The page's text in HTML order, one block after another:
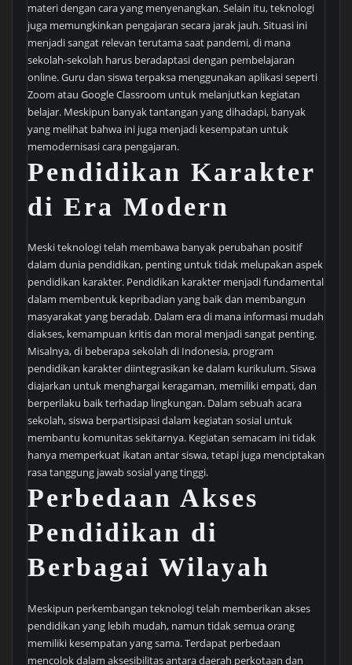
materi dengan cara yang menyenangkan. Selain itu, teknologi
juga memungkinkan pengajaran secara jarak jauh. Situasi ini
menjadi sangat relevan terutama saat pandemi, di mana
sekolah-sekolah harus beradaptasi dengan pembelajaran
online. Guru dan siswa terpaksa menggunakan aplikasi seperti
Zoom atau Google Classroom untuk melanjutkan kegiatan
belajar. Meskipun banyak tantangan yang dihadapi, banyak
yang melihat bahwa ini juga menjadi kesempatan untuk
memodernisasi cara pengajaran.
Pendidikan Karakter
di Era Modern
Meski teknologi telah membawa banyak perubahan positif
dalam dunia pendidikan, penting untuk tidak melupakan aspek
pendidikan karakter. Pendidikan karakter menjadi fundamental
dalam membentuk kepribadian yang baik dan membangun
masyarakat yang beradab. Dalam era di mana informasi mudah
diakses, kemampuan kritis dan moral menjadi sangat penting.
Misalnya, di beberapa sekolah di Indonesia, program
pendidikan karakter diintegrasikan ke dalam kurikulum. Siswa
diajarkan untuk menghargai keragaman, memiliki empati, dan
berperilaku baik terhadap lingkungan. Dalam sebuah acara
sekolah, siswa berpartisipasi dalam kegiatan sosial untuk
membantu komunitas sekitarnya. Kegiatan semacam ini tidak
hanya memperkuat ikatan antar siswa, tetapi juga menciptakan
rasa tanggung jawab sosial yang tinggi.
Perbedaan Akses
Pendidikan di
Berbagai Wilayah
Meskipun perkembangan teknologi telah memberikan akses
pendidikan yang lebih mudah, namun tidak semua orang
memiliki kesempatan yang sama. Terdapat perbedaan
mencolok dalam aksesibilitas antara daerah perkotaan dan